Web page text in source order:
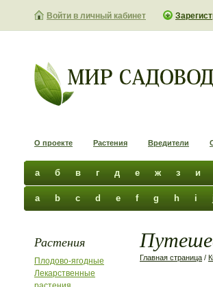
Войти в личный кабинет
О проекте Растения Вредители
а б в г д е ж з и
a b c d e f g h i
Растения
Плодово-ягодные
Лекарственные
Главная страница /